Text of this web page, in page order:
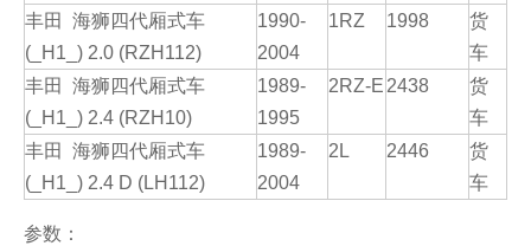
丰田 海狮四代厢式车
(_H1_) 2.0 (RZH112)
1990-
2004
1RZ 1998
货
车
丰田 海狮四代厢式车
(_H1_) 2.4 (RZH10)
1989-
1995
2RZ-E 2438
货
车
丰田 海狮四代厢式车
(_H1_) 2.4 D (LH112)
1989-
2004
2L 2446
货
车
参数：